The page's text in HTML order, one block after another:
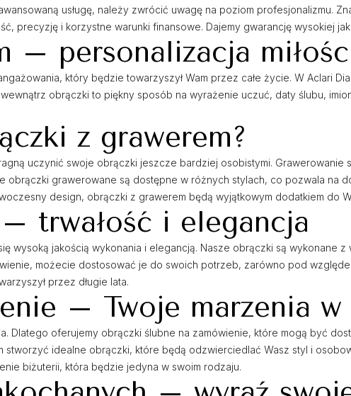
usługę, należy zwrócić uwagę na poziom profesjonalizmu.
precyzję i korzystne warunki finansowe. Dajemy gwarancję wysokiej
– personalizacja
który będzie towarzyszył Wam przez całe życie. W Aclari
obrączki to piękny sposób na wyrażenie uczuć, daty ślubu,
z grawerem?
uczynić swoje obrączki jeszcze bardziej osobistymi.
obrączki grawerowane są dostępne w różnych stylach, co pozwala na
design, obrączki z grawerem będą wyjątkowym dodatkiem do
trwałość i elegancja
wysoką jakością wykonania i elegancją. Nasze obrączki są wykonane
możecie dostosować je do swoich potrzeb, zarówno pod
przez długie lata.
– Twoje marzenia w
Dlatego oferujemy obrączki ślubne na zamówienie, które mogą być
idealne obrączki, które będą odzwierciedlać Wasz styl i
biżuterii, która będzie jedyna w swoim rodzaju.